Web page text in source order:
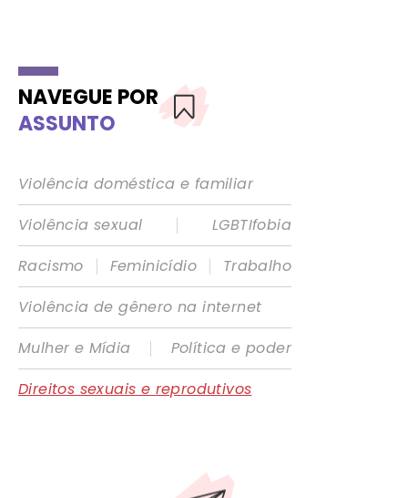
NAVEGUE POR
ASSUNTO
Violência doméstica e familiar
Violência sexual
|
LGBTIfobia
Racismo
| Feminicídio |
Trabalho
Violência de gênero na internet
Mulher e Mídia
|
Política e poder
Direitos sexuais e reprodutivos